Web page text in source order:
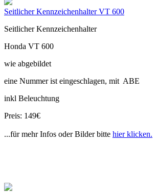
Seitlicher Kennzeichenhalter VT 600
Seitlicher Kennzeichenhalter
Honda VT 600
wie abgebildet
eine Nummer ist eingeschlagen, mit ABE
inkl Beleuchtung
Preis: 149€
...für mehr Infos oder Bilder bitte hier klicken.